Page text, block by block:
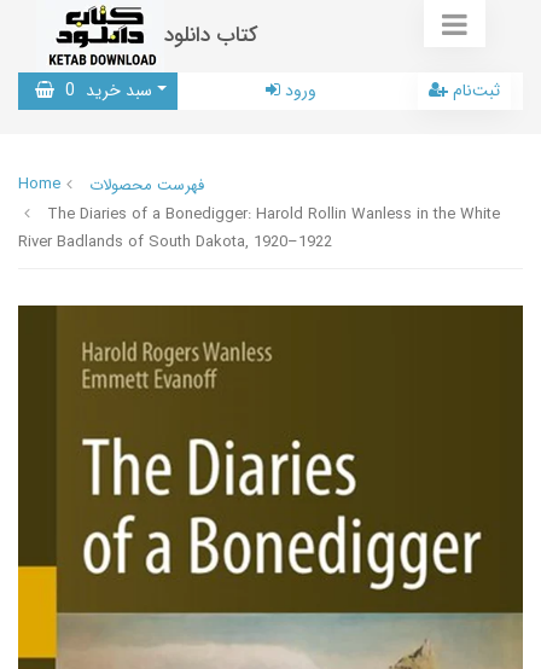
کتاب دانلود
سبد خرید 0 ورود ثبت‌نام
Home
فهرست محصولات
The Diaries of a Bonedigger: Harold Rollin Wanless in the White
River Badlands of South Dakota, 1920–1922